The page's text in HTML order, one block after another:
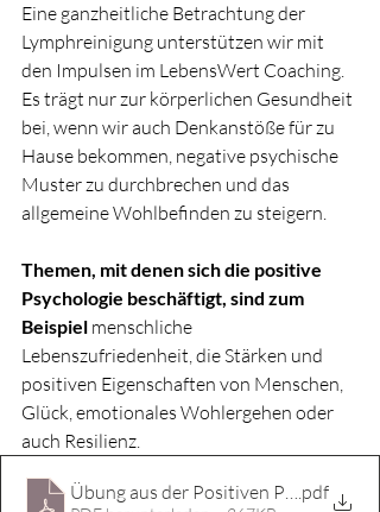
Eine ganzheitliche Betrachtung der
Lymphreinigung unterstützen wir mit
den Impulsen im LebensWert Coaching.
Es trägt nur zur körperlichen Gesundheit
bei, wenn wir auch Denkanstöße für zu
Hause bekommen, negative psychische
Muster zu durchbrechen und das
allgemeine Wohlbefinden zu steigern.
Themen, mit denen sich die positive
Psychologie beschäftigt, sind zum
Beispiel menschliche
Lebenszufriedenheit, die Stärken und
positiven Eigenschaften von Menschen,
Glück, emotionales Wohlergehen oder
auch Resilienz.
Übung aus der Positiven Psychologie
.pdf